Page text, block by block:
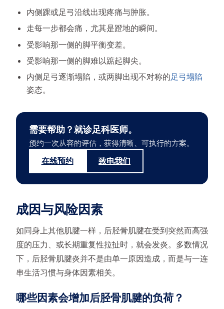
内侧踝或足弓沿线出现疼痛与肿胀。
走每一步都会痛，尤其是蹬地的瞬间。
受影响那一侧的脚平衡变差。
受影响那一侧的脚难以踮起脚尖。
内侧足弓逐渐塌陷，或两脚出现不对称的足弓塌陷
姿态。
需要帮助？就诊足科医师。
预约一次从容的评估，获得清晰、可执行的方案。
在线预约 致电我们
成因与风险因素
如同身上其他肌腱一样，后胫骨肌腱在受到突然而高强
度的压力、或长期重复性拉扯时，就会发炎。多数情况
下，后胫骨肌腱炎并不是由单一原因造成，而是与一连
串生活习惯与身体因素相关。
哪些因素会增加后胫骨肌腱的负荷？